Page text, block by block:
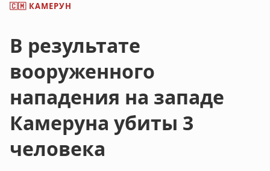
🇨🇲 КАМЕРУН
В результате
вооруженного
нападения на западе
Камеруна убиты 3
человека